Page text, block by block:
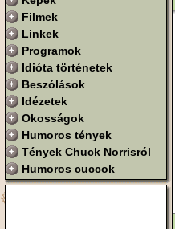
Filmek
Linkek
Programok
Idióta történetek
Beszólások
Idézetek
Okosságok
Humoros tények
Tények Chuck Norrisról
Humoros cuccok